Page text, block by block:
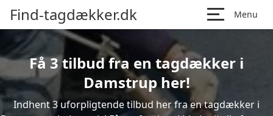
Find-tagdækker.dk Menu
Få 3 tilbud fra en tagdækker i
Damstrup her!
Indhent 3 uforpligtende tilbud her fra en tagdækker i